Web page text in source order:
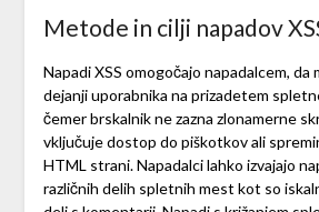
Metode in cilji napadov
Napadi XSS omogočajo napadalcem, da
dejanji uporabnika na prizadetem
čemer brskalnik ne zazna zlonamerne
vključuje dostop do piškotkov ali
HTML strani. Napadalci lahko izvajajo
različnih delih spletnih mest kot so